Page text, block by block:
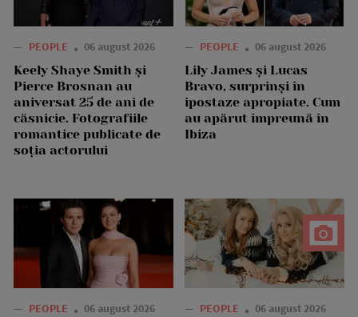
— PEOPLE 06 august 2026
Keely Shaye Smith și
Pierce Brosnan au
aniversat 25 de ani de
căsnicie. Fotografiile
romantice publicate de
soția actorului
— PEOPLE 06 august 2026
Lily James și Lucas
Bravo, surprinși în
ipostaze apropiate. Cum
au apărut împreună în
Ibiza
— PEOPLE 06 august 2026 — PEOPLE 06 august 2026